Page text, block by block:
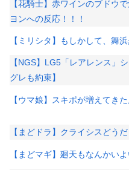
【花騎士】赤ワインのブドウ
ヨンへの反応！！！
【ミリシタ】もしかして、舞
【NGS】LG5「レアレンス」
グレも約束】
【ウマ娘】スキポが増えてき
【まどドラ】クライシスどう
【まどマギ】廻天もなんかい